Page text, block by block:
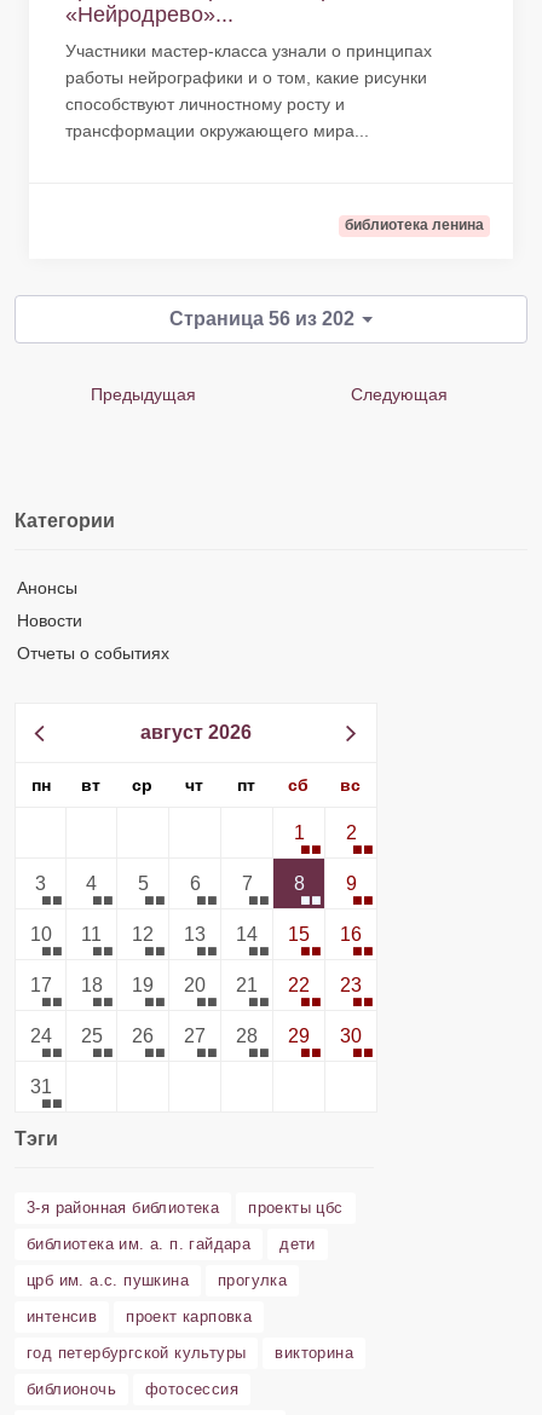
«Нейродрево»...
Участники мастер-класса узнали о принципах
работы нейрографики и о том, какие рисунки
способствуют личностному росту и
трансформации окружающего мира...
библиотека ленина
Страница 56 из 202
Предыдущая Следующая
Категории
Анонсы
Новости
Отчеты о событиях
август 2026
пн вт ср чт пт сб вс
1 2
3 4 5 6 7 8 9
10 11 12 13 14 15 16
17 18 19 20 21 22 23
24 25 26 27 28 29 30
31
Тэги
3-я районная библиотека
проекты цбс
библиотека им. а. п. гайдара
дети
црб им. а.с. пушкина
прогулка
интенсив
проект карповка
год петербургской культуры
викторина
библионочь
фотосессия